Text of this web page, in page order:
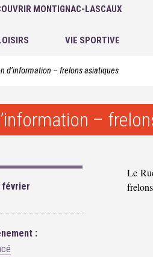
MONTIGNAC-LASCAUX
VIE SPORTIVE
d’information – frelons asiatiques
–
février
:
Le